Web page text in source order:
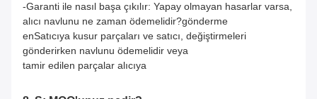
-Garanti ile nasıl başa çıkılır: Yapay olmayan hasarlar varsa,
alıcı navlunu ne zaman ödemelidir?gönderme
enSatıcıya kusur parçaları ve satıcı, değiştirmeleri
gönderirken navlunu ödemelidir veya
tamir edilen parçalar alıcıya